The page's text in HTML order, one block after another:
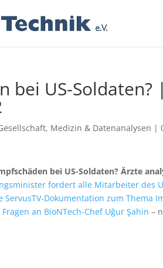
bei US-Soldaten?
, Medizin & Datenanalysen |
bei US-Soldaten? Ärzte
fordert alle Mitarbeiter des
ServusTV-Dokumentation zum Thema
an BioNTech-Chef Uğur Şahin –